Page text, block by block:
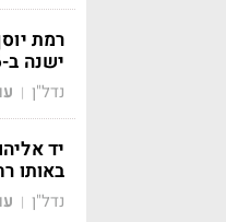
ישנה ב-1.6 מיליון
נדל"ן |
באותו
נדל"ן |